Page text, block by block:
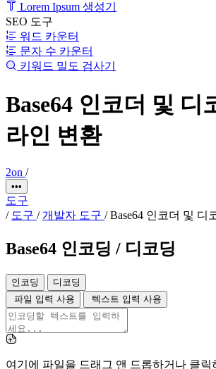
Lorem Ipsum 생성기
SEO 도구
워드 카운터
문자 수 카운터
키워드 밀도 검사기
Base64 인코더 및
라인 변환
2on /
•••
도구
/ 도구 / 개발자 도구 / Base64 인코더 및 디
Base64 인코딩 / 디코딩
인코딩
디코딩
파일 입력 사용
텍스트 입력 사용
여기에 파일을 드래그 앤 드롭하거나 클릭